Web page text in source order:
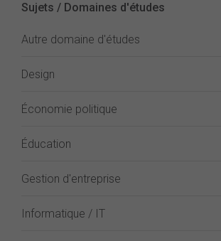
Sujets / Domaines d'études
Autre domaine d'études
Design
Économie politique
Éducation
Gestion d'entreprise
Informatique / IT